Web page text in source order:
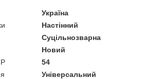
Україна
Настінний
Суцільнозварна
Новий
54
Універсальний